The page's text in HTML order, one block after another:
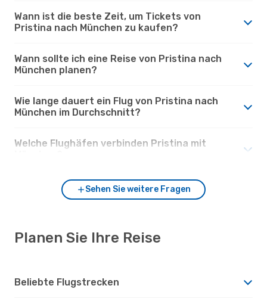
Wann ist die beste Zeit, um Tickets von
Pristina nach München zu kaufen?
Wann sollte ich eine Reise von Pristina nach
München planen?
Wie lange dauert ein Flug von Pristina nach
München im Durchschnitt?
Welche Flughäfen verbinden Pristina mit
Sehen Sie weitere Fragen
Planen Sie Ihre Reise
Beliebte Flugstrecken